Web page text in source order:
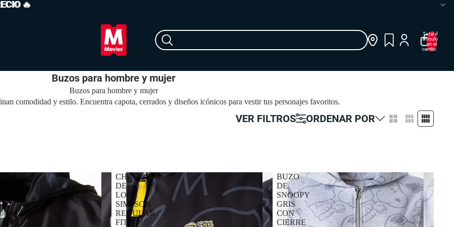
🔥
🔥
Buscar
Total de
artículos
en el
carrito: 0
Buzos para hombre y mujer
Buzos para hombre y mujer
comodidad y estilo. Encuentra capota, cerrados y diseños icónicos para vestir tus personajes favoritos.
VER FILTROS ORDENAR POR
CHAQUETA
DE
LOS
SIMPSON
REGULAR
FIT
BUZO
DE
SNOOPY
GRIS
CON
CIERRE